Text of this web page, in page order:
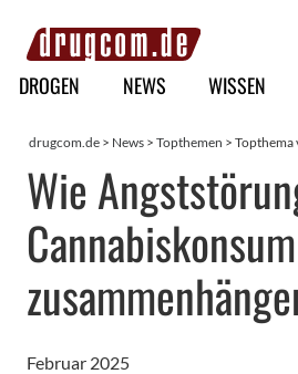
Hauptmenü
DROGEN NEWS WISSEN
drugcom.de > News > Topthemen >
Wie
Cannabiskonsum
Februar 2025